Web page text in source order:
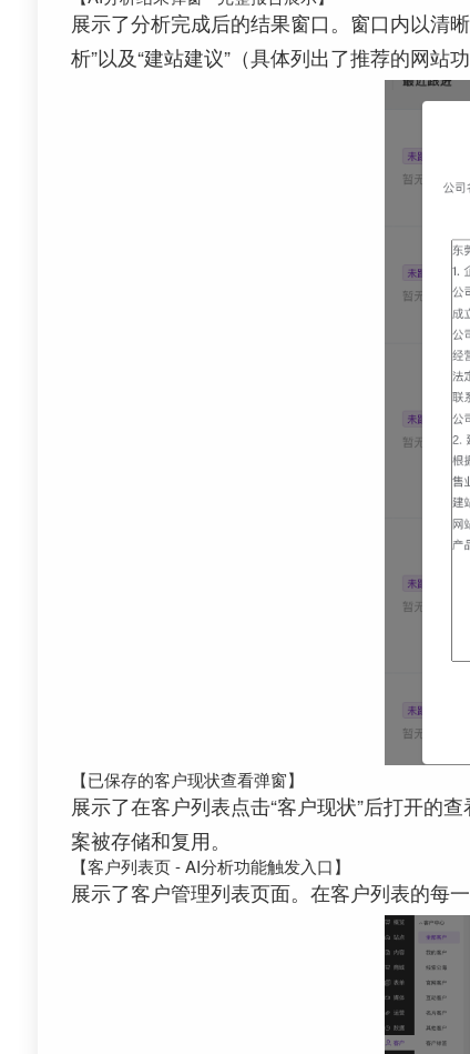
展示了分析完成后的结果窗口。窗口内以清
析”以及“建站建议”（具体列出了推荐的网站
【已保存的客户现状查看弹窗】
展示了在客户列表点击“客户现状”后打开的
案被存储和复用。
【客户列表页 - AI分析功能触发入口】
展示了客户管理列表页面。在客户列表的每